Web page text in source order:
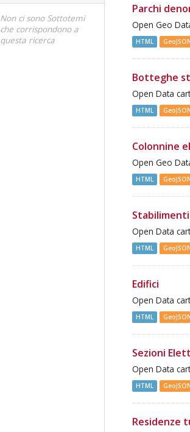
Non ci sono Sottotemi
che corrispondono a
questa ricerca
Parchi
Open Geo
HTML
Botteghe
Open Data
HTML
Colonnine
Open Geo
HTML
Open Data
HTML
Edifici
Open Data
HTML
Sezioni
Open Data
HTML
Residenze